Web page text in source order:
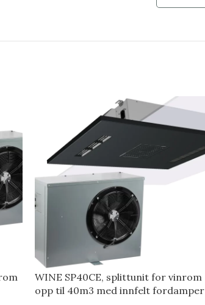
WINE SP40CE, splittunit for vinrom
opp til 40m3 med innfelt fordamper